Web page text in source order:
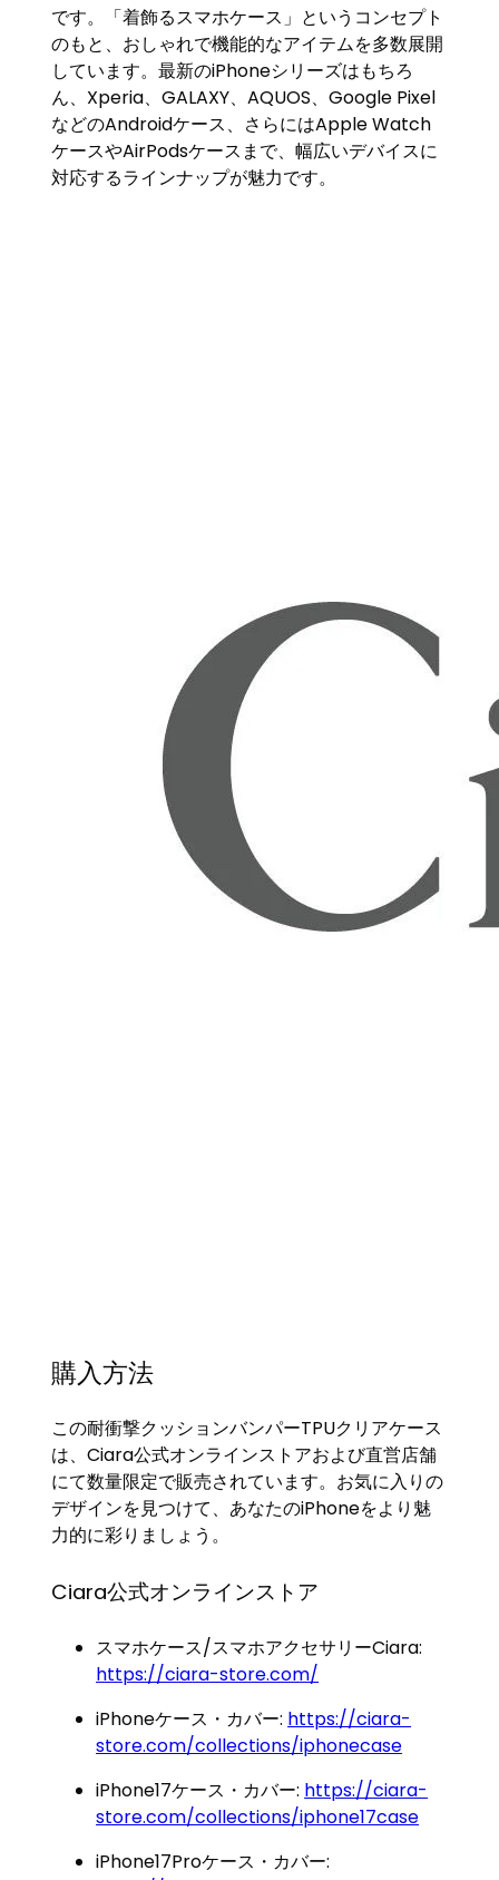
です。「着飾るスマホケース」というコンセプト
のもと、おしゃれで機能的なアイテムを多数展開
しています。最新のiPhoneシリーズはもちろ
ん、Xperia、GALAXY、AQUOS、Google Pixel
などのAndroidケース、さらにはApple Watch
ケースやAirPodsケースまで、幅広いデバイスに
対応するラインナップが魅力です。
購入方法
この耐衝撃クッションバンパーTPUクリアケース
は、Ciara公式オンラインストアおよび直営店舗
にて数量限定で販売されています。お気に入りの
デザインを見つけて、あなたのiPhoneをより魅
力的に彩りましょう。
Ciara公式オンラインストア
スマホケース/スマホアクセサリーCiara:
https://ciara-store.com/
iPhoneケース・カバー: https://ciara-
store.com/collections/iphonecase
iPhone17ケース・カバー: https://ciara-
store.com/collections/iphone17case
iPhone17Proケース・カバー: